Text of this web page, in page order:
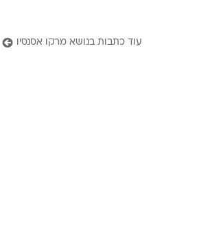
עוד כתבות בנושא מרקו אסנסיו